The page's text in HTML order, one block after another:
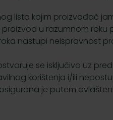
lista kojim proizvođač
u razumnom
nastupi neispravnost
se isključivo uz
korištenja i/ili
je putem